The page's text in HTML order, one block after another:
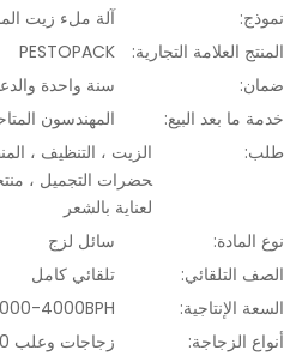
نموذج:
آلة ملء زيت
المنتج العلامة التجارية:
PESTOPACK
ضمان:
سنة واحدة
خدمة ما بعد البيع:
المهندسون
طلب:
الزيت ، التنظيف ،
حضرات التجميل ،
لعناية بالشعر
نوع المادة:
سائل لزج
الصف التلقائي:
تلقائي كامل
السعة الإنتاجية:
4000BPH
أنواع الزجاجة:
زجاجات وعلب 500 مل-5000 مل